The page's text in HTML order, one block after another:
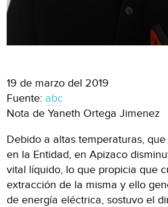
19 de marzo del 2019
Fuente: abc
Nota de Yaneth Ortega Jimenez
Debido a altas temperaturas,
en la Entidad, en Apizaco
vital líquido, lo que propicia que
extracción de la misma y ello
de energía eléctrica, sostuvo el